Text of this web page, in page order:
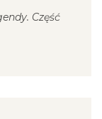
Część